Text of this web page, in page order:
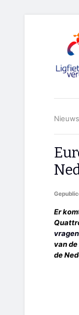
Nieuws
Er
van
de